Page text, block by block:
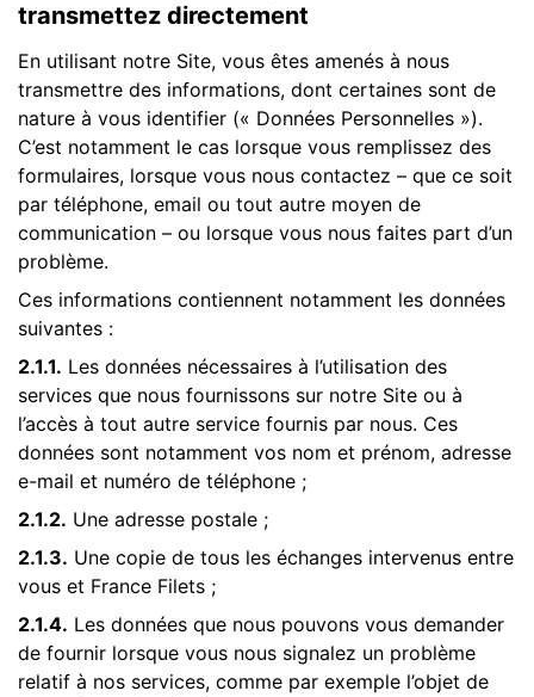
transmettez directement
En utilisant notre Site, vous êtes amenés à nous
transmettre des informations, dont certaines sont de
nature à vous identifier (« Données Personnelles »).
C’est notamment le cas lorsque vous remplissez des
formulaires, lorsque vous nous contactez – que ce soit
par téléphone, email ou tout autre moyen de
communication – ou lorsque vous nous faites part d’un
problème.
Ces informations contiennent notamment les données
suivantes :
2.1.1. Les données nécessaires à l’utilisation des
services que nous fournissons sur notre Site ou à
l’accès à tout autre service fournis par nous. Ces
données sont notamment vos nom et prénom, adresse
e-mail et numéro de téléphone ;
2.1.2. Une adresse postale ;
2.1.3. Une copie de tous les échanges intervenus entre
vous et France Filets ;
2.1.4. Les données que nous pouvons vous demander
de fournir lorsque vous nous signalez un problème
relatif à nos services, comme par exemple l’objet de